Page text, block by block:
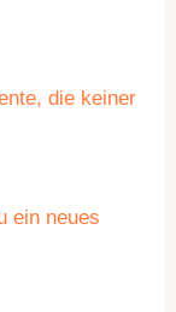
die keiner
ein neues